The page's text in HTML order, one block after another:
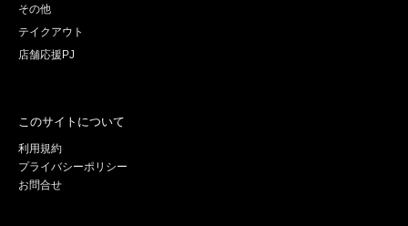
その他
テイクアウト
店舗応援PJ
このサイトについて
利用規約
プライバシーポリシー
お問合せ